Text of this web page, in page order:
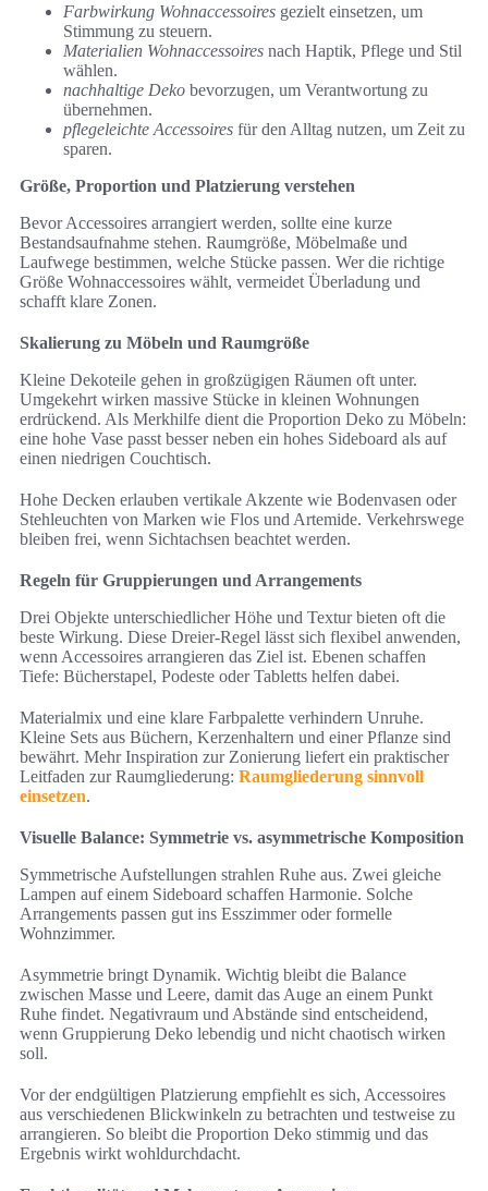
Farbwirkung Wohnaccessoires gezielt einsetzen, um
Stimmung zu steuern.
Materialien Wohnaccessoires nach Haptik, Pflege und Stil
wählen.
nachhaltige Deko bevorzugen, um Verantwortung zu
übernehmen.
pflegeleichte Accessoires für den Alltag nutzen, um Zeit zu
sparen.
Größe, Proportion und Platzierung verstehen
Bevor Accessoires arrangiert werden, sollte eine kurze
Bestandsaufnahme stehen. Raumgröße, Möbelmaße und
Laufwege bestimmen, welche Stücke passen. Wer die richtige
Größe Wohnaccessoires wählt, vermeidet Überladung und
schafft klare Zonen.
Skalierung zu Möbeln und Raumgröße
Kleine Dekoteile gehen in großzügigen Räumen oft unter.
Umgekehrt wirken massive Stücke in kleinen Wohnungen
erdrückend. Als Merkhilfe dient die Proportion Deko zu Möbeln:
eine hohe Vase passt besser neben ein hohes Sideboard als auf
einen niedrigen Couchtisch.
Hohe Decken erlauben vertikale Akzente wie Bodenvasen oder
Stehleuchten von Marken wie Flos und Artemide. Verkehrswege
bleiben frei, wenn Sichtachsen beachtet werden.
Regeln für Gruppierungen und Arrangements
Drei Objekte unterschiedlicher Höhe und Textur bieten oft die
beste Wirkung. Diese Dreier-Regel lässt sich flexibel anwenden,
wenn Accessoires arrangieren das Ziel ist. Ebenen schaffen
Tiefe: Bücherstapel, Podeste oder Tabletts helfen dabei.
Materialmix und eine klare Farbpalette verhindern Unruhe.
Kleine Sets aus Büchern, Kerzenhaltern und einer Pflanze sind
bewährt. Mehr Inspiration zur Zonierung liefert ein praktischer
Leitfaden zur Raumgliederung: Raumgliederung sinnvoll
einsetzen.
Visuelle Balance: Symmetrie vs. asymmetrische Komposition
Symmetrische Aufstellungen strahlen Ruhe aus. Zwei gleiche
Lampen auf einem Sideboard schaffen Harmonie. Solche
Arrangements passen gut ins Esszimmer oder formelle
Wohnzimmer.
Asymmetrie bringt Dynamik. Wichtig bleibt die Balance
zwischen Masse und Leere, damit das Auge an einem Punkt
Ruhe findet. Negativraum und Abstände sind entscheidend,
wenn Gruppierung Deko lebendig und nicht chaotisch wirken
soll.
Vor der endgültigen Platzierung empfiehlt es sich, Accessoires
aus verschiedenen Blickwinkeln zu betrachten und testweise zu
arrangieren. So bleibt die Proportion Deko stimmig und das
Ergebnis wirkt wohldurchdacht.